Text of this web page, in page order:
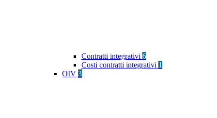
Contratti integrativi 6
Costi contratti integrativi 1
OIV 3